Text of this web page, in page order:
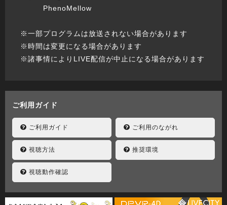
PhenoMellow
※一部プログラムは放送されない場合があります
※時間は変更になる場合があります
※諸事情によりLIVE配信が中止になる場合があります
ご利用ガイド
ご利用ガイド ご利用のながれ
視聴方法 推奨環境
視聴動作確認